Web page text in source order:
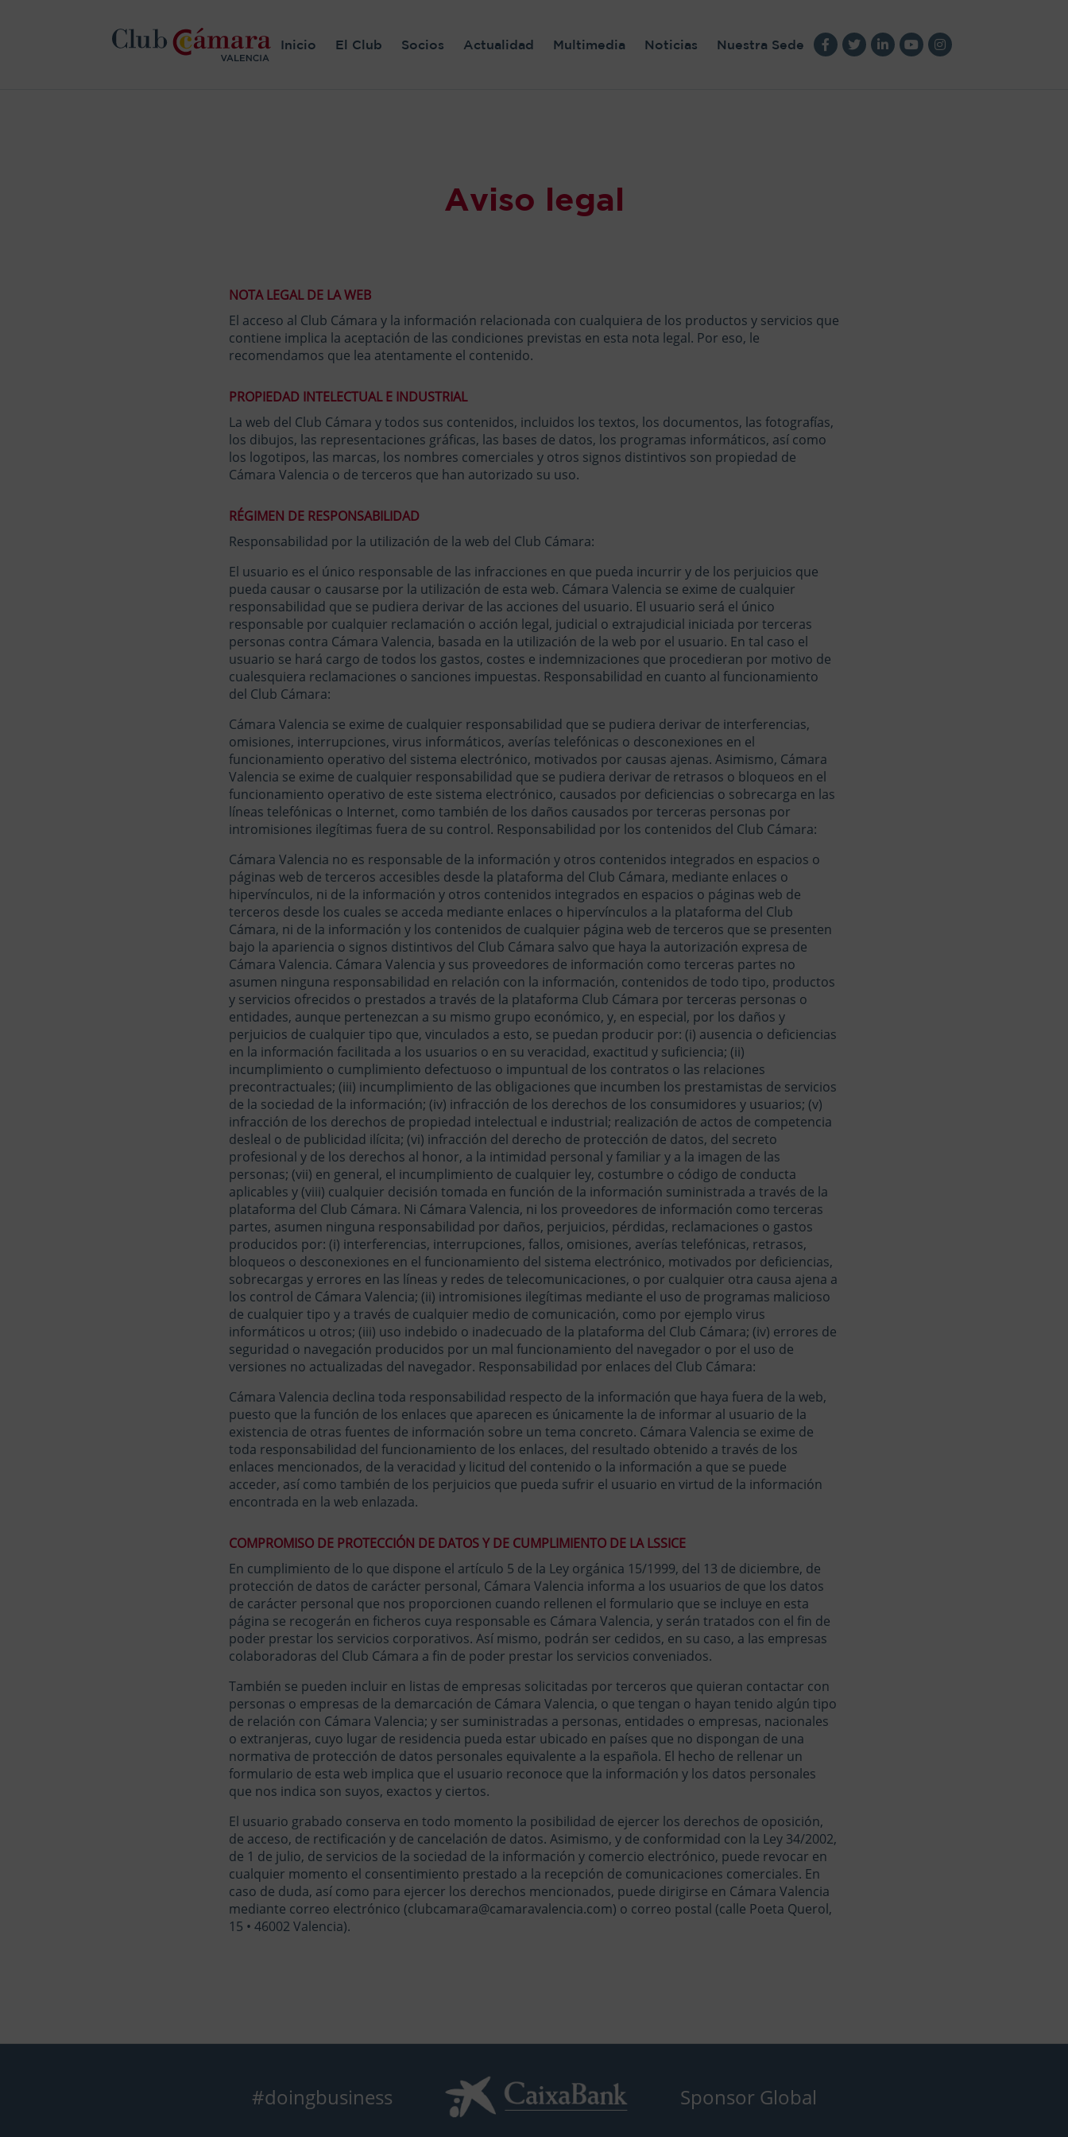
Inicio El Club Socios Actualidad Multimedia Noticias Nuestra Sede
Aviso legal
NOTA LEGAL DE LA WEB
El acceso al Club Cámara y la información relacionada con cualquiera de los productos y servicios que
contiene implica la aceptación de las condiciones previstas en esta nota legal. Por eso, le
recomendamos que lea atentamente el contenido.
PROPIEDAD INTELECTUAL E INDUSTRIAL
La web del Club Cámara y todos sus contenidos, incluidos los textos, los documentos, las fotografías,
los dibujos, las representaciones gráficas, las bases de datos, los programas informáticos, así como
los logotipos, las marcas, los nombres comerciales y otros signos distintivos son propiedad de
Cámara Valencia o de terceros que han autorizado su uso.
RÉGIMEN DE RESPONSABILIDAD
Responsabilidad por la utilización de la web del Club Cámara:
El usuario es el único responsable de las infracciones en que pueda incurrir y de los perjuicios que
pueda causar o causarse por la utilización de esta web. Cámara Valencia se exime de cualquier
responsabilidad que se pudiera derivar de las acciones del usuario. El usuario será el único
responsable por cualquier reclamación o acción legal, judicial o extrajudicial iniciada por terceras
personas contra Cámara Valencia, basada en la utilización de la web por el usuario. En tal caso el
usuario se hará cargo de todos los gastos, costes e indemnizaciones que procedieran por motivo de
cualesquiera reclamaciones o sanciones impuestas. Responsabilidad en cuanto al funcionamiento
del Club Cámara:
Cámara Valencia se exime de cualquier responsabilidad que se pudiera derivar de interferencias,
omisiones, interrupciones, virus informáticos, averías telefónicas o desconexiones en el
funcionamiento operativo del sistema electrónico, motivados por causas ajenas. Asimismo, Cámara
Valencia se exime de cualquier responsabilidad que se pudiera derivar de retrasos o bloqueos en el
funcionamiento operativo de este sistema electrónico, causados por deficiencias o sobrecarga en las
líneas telefónicas o Internet, como también de los daños causados por terceras personas por
intromisiones ilegítimas fuera de su control. Responsabilidad por los contenidos del Club Cámara:
Cámara Valencia no es responsable de la información y otros contenidos integrados en espacios o
páginas web de terceros accesibles desde la plataforma del Club Cámara, mediante enlaces o
hipervínculos, ni de la información y otros contenidos integrados en espacios o páginas web de
terceros desde los cuales se acceda mediante enlaces o hipervínculos a la plataforma del Club
Cámara, ni de la información y los contenidos de cualquier página web de terceros que se presenten
bajo la apariencia o signos distintivos del Club Cámara salvo que haya la autorización expresa de
Cámara Valencia. Cámara Valencia y sus proveedores de información como terceras partes no
asumen ninguna responsabilidad en relación con la información, contenidos de todo tipo, productos
y servicios ofrecidos o prestados a través de la plataforma Club Cámara por terceras personas o
entidades, aunque pertenezcan a su mismo grupo económico, y, en especial, por los daños y
perjuicios de cualquier tipo que, vinculados a esto, se puedan producir por: (i) ausencia o deficiencias
en la información facilitada a los usuarios o en su veracidad, exactitud y suficiencia; (ii)
incumplimiento o cumplimiento defectuoso o impuntual de los contratos o las relaciones
precontractuales; (iii) incumplimiento de las obligaciones que incumben los prestamistas de servicios
de la sociedad de la información; (iv) infracción de los derechos de los consumidores y usuarios; (v)
infracción de los derechos de propiedad intelectual e industrial; realización de actos de competencia
desleal o de publicidad ilícita; (vi) infracción del derecho de protección de datos, del secreto
profesional y de los derechos al honor, a la intimidad personal y familiar y a la imagen de las
personas; (vii) en general, el incumplimiento de cualquier ley, costumbre o código de conducta
aplicables y (viii) cualquier decisión tomada en función de la información suministrada a través de la
plataforma del Club Cámara. Ni Cámara Valencia, ni los proveedores de información como terceras
partes, asumen ninguna responsabilidad por daños, perjuicios, pérdidas, reclamaciones o gastos
producidos por: (i) interferencias, interrupciones, fallos, omisiones, averías telefónicas, retrasos,
bloqueos o desconexiones en el funcionamiento del sistema electrónico, motivados por deficiencias,
sobrecargas y errores en las líneas y redes de telecomunicaciones, o por cualquier otra causa ajena a
los control de Cámara Valencia; (ii) intromisiones ilegítimas mediante el uso de programas malicioso
de cualquier tipo y a través de cualquier medio de comunicación, como por ejemplo virus
informáticos u otros; (iii) uso indebido o inadecuado de la plataforma del Club Cámara; (iv) errores de
seguridad o navegación producidos por un mal funcionamiento del navegador o por el uso de
versiones no actualizadas del navegador. Responsabilidad por enlaces del Club Cámara:
Cámara Valencia declina toda responsabilidad respecto de la información que haya fuera de la web,
puesto que la función de los enlaces que aparecen es únicamente la de informar al usuario de la
existencia de otras fuentes de información sobre un tema concreto. Cámara Valencia se exime de
toda responsabilidad del funcionamiento de los enlaces, del resultado obtenido a través de los
enlaces mencionados, de la veracidad y licitud del contenido o la información a que se puede
acceder, así como también de los perjuicios que pueda sufrir el usuario en virtud de la información
encontrada en la web enlazada.
COMPROMISO DE PROTECCIÓN DE DATOS Y DE CUMPLIMIENTO DE LA LSSICE
En cumplimiento de lo que dispone el artículo 5 de la Ley orgánica 15/1999, del 13 de diciembre, de
protección de datos de carácter personal, Cámara Valencia informa a los usuarios de que los datos
de carácter personal que nos proporcionen cuando rellenen el formulario que se incluye en esta
página se recogerán en ficheros cuya responsable es Cámara Valencia, y serán tratados con el fin de
poder prestar los servicios corporativos. Así mismo, podrán ser cedidos, en su caso, a las empresas
colaboradoras del Club Cámara a fin de poder prestar los servicios conveniados.
También se pueden incluir en listas de empresas solicitadas por terceros que quieran contactar con
personas o empresas de la demarcación de Cámara Valencia, o que tengan o hayan tenido algún tipo
de relación con Cámara Valencia; y ser suministradas a personas, entidades o empresas, nacionales
o extranjeras, cuyo lugar de residencia pueda estar ubicado en países que no dispongan de una
normativa de protección de datos personales equivalente a la española. El hecho de rellenar un
formulario de esta web implica que el usuario reconoce que la información y los datos personales
que nos indica son suyos, exactos y ciertos.
El usuario grabado conserva en todo momento la posibilidad de ejercer los derechos de oposición,
de acceso, de rectificación y de cancelación de datos. Asimismo, y de conformidad con la Ley 34/2002,
de 1 de julio, de servicios de la sociedad de la información y comercio electrónico, puede revocar en
cualquier momento el consentimiento prestado a la recepción de comunicaciones comerciales. En
caso de duda, así como para ejercer los derechos mencionados, puede dirigirse en Cámara Valencia
mediante correo electrónico (clubcamara@camaravalencia.com) o correo postal (calle Poeta Querol,
15 • 46002 Valencia).
#doingbusiness Sponsor Global